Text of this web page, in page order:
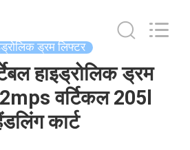
ड्रम लिफ्टर
हाइड्रोलिक ड्रम
वर्टिकल 205l
कार्ट